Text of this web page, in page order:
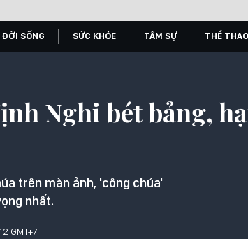
ĐỜI SỐNG SỨC KHỎE TÂM SỰ THỂ THAO
Nghi bét bảng,
trên màn ảnh, 'công chúa'
nhất.
GMT+7